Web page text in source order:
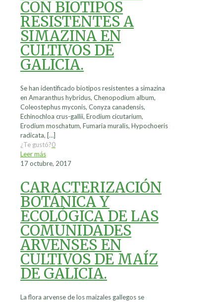
CON BIOTIPOS
RESISTENTES A
SIMAZINA EN
CULTIVOS DE
GALICIA.
Se han identificado biotipos resistentes a simazina
en Amaranthus hybridus, Chenopodium album,
Coleostephus myconis, Conyza canadensis,
Echinochloa crus-gallii, Erodium cicutarium,
Erodium moschatum, Fumaria muralis, Hypochoeris
radicata, […]
¿Te gustó?0
Leer más
17 octubre, 2017
CARACTERIZACIÓN
BOTÁNICA Y
ECOLÓGICA DE LAS
COMUNIDADES
ARVENSES EN
CULTIVOS DE MAÍZ
DE GALICIA.
La flora arvense de los maizales gallegos se